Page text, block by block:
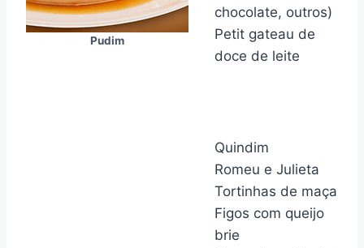
Pudim
chocolate, outros)
Petit gateau de
doce de leite
Quindim
Romeu e Julieta
Tortinhas de maça
Figos com queijo
brie